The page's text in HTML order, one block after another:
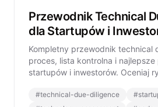
Przewodnik Technical
dla Startupów i
Kompletny przewodnik technical
proces, lista kontrolna i
startupów i inwestorów. Oceniaj
#technical-due-diligence #